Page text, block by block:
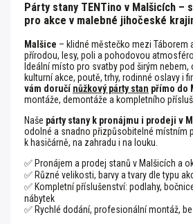
Párty stany TENTino v Malšicích –
pro akce v malebné jihočeské
Malšice – klidné městečko mezi Táborem
přírodou, lesy, poli a pohodovou
Ideální místo pro svatby pod širým
kulturní akce, poutě, trhy, rodinné oslavy i
vám doručínůžkový párty stan přímo do
montáže, demontáže a kompletního
Naše párty stany k pronájmu i prodeji v
odolné a snadno přizpůsobitelné místním
k hasičárně, na zahradu i na louku.
✅ Pronájem a prodej stanů v Malšicích a
✅ Různé velikosti, barvy a tvary dle typu
✅ Kompletní příslušenství: podlahy,
nábytek
✅ Rychlé dodání, profesionální montáž,